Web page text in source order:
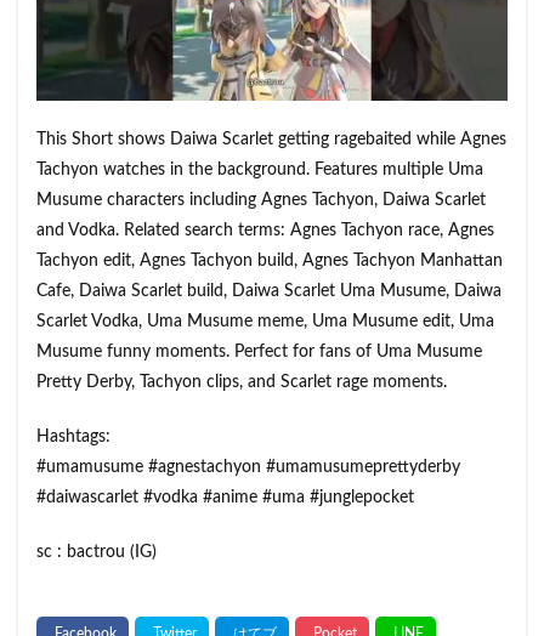
This Short shows Daiwa Scarlet getting ragebaited while Agnes
Tachyon watches in the background. Features multiple Uma
Musume characters including Agnes Tachyon, Daiwa Scarlet
and Vodka. Related search terms: Agnes Tachyon race, Agnes
Tachyon edit, Agnes Tachyon build, Agnes Tachyon Manhattan
Cafe, Daiwa Scarlet build, Daiwa Scarlet Uma Musume, Daiwa
Scarlet Vodka, Uma Musume meme, Uma Musume edit, Uma
Musume funny moments. Perfect for fans of Uma Musume
Pretty Derby, Tachyon clips, and Scarlet rage moments.
Hashtags:
#umamusume​ #agnestachyon​ #umamusumeprettyderby​
#daiwascarlet​ #vodka​ #anime​ #uma​ #junglepocket​
sc : bactrou (IG)